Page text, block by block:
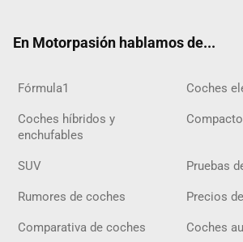
En Motorpasión hablamos de...
Fórmula1 Coches
Coches híbridos y
enchufables
SUV Pruebas
Rumores de coches Precios
Comparativa de coches Coches